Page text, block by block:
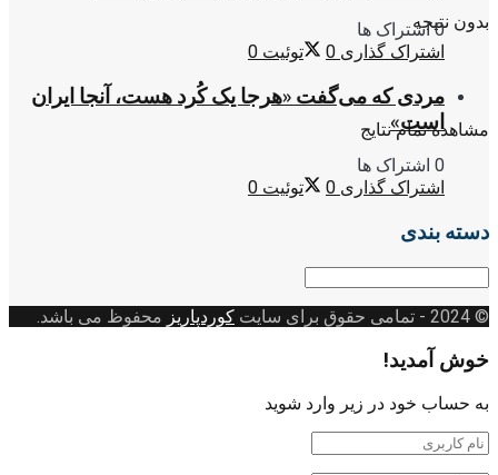
بدون نتیجه
مشاهده تمام نتایج
0 اشتراک ها
اشتراک گذاری 0 توئیت 0
مردی که می‌گفت «هرجا یک کُرد هست، آنجا ایران
است»
0 اشتراک ها
اشتراک گذاری 0 توئیت 0
دسته بندی
دسته
© 2024
- تمامی حقوق برای سایت کوردپاریز محفوظ می باشد.
خوش آمدید!
به حساب خود در زیر وارد شوید